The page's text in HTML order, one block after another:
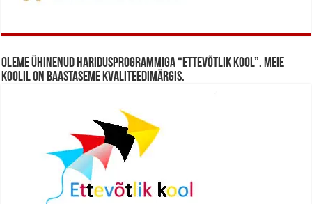
Oleme ühinenud haridusprogrammiga “Ettevõtlik Kool”. Meie
koolil on baastaseme kvaliteedimärgis.